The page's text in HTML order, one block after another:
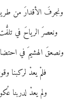
ونجرفَ الأقدارَ من
ونعصرَ الرياحَ في
ونصعقَ الهشيمَ في
فلمْ يعدْ لركبنا
ولم يعدْ لدربنا